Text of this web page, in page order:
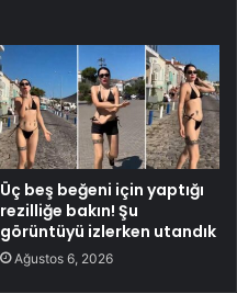
Üç beş beğeni için yaptığı
rezilliğe bakın! Şu
görüntüyü izlerken utandık
Ağustos 6, 2026